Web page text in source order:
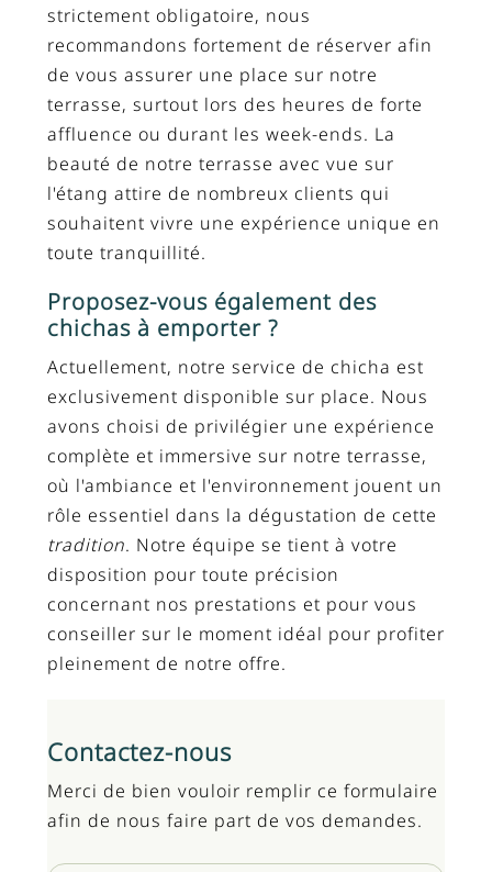
strictement obligatoire, nous
recommandons fortement de réserver afin
de vous assurer une place sur notre
terrasse, surtout lors des heures de forte
affluence ou durant les week-ends. La
beauté de notre terrasse avec vue sur
l'étang attire de nombreux clients qui
souhaitent vivre une expérience unique en
toute tranquillité.
Proposez-vous également des
chichas à emporter ?
Actuellement, notre service de chicha est
exclusivement disponible sur place. Nous
avons choisi de privilégier une expérience
complète et immersive sur notre terrasse,
où l'ambiance et l'environnement jouent un
rôle essentiel dans la dégustation de cette
tradition. Notre équipe se tient à votre
disposition pour toute précision
concernant nos prestations et pour vous
conseiller sur le moment idéal pour profiter
pleinement de notre offre.
Contactez-nous
Merci de bien vouloir remplir ce formulaire
afin de nous faire part de vos demandes.